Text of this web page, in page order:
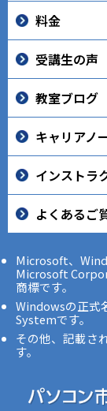
料金
受講生の声
教室ブログ
キャリアノ
インストラ
よくあるご
Microsoft、
Microsoft
商標です。
Windowsの正式
Systemです。
その他、記載さ
す。